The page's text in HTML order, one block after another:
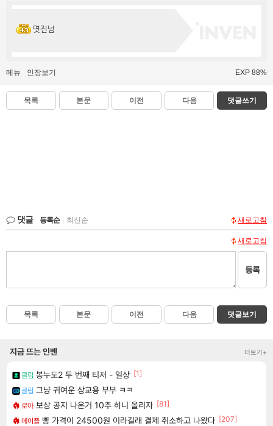
몃진넘
메뉴 인장보기 EXP 88%
목록 본문 이전 다음 댓글쓰기
댓글 등록순 최신순 새로고침
새로고침
등록
목록 본문 이전 다음 댓글보기
지금 뜨는 인벤 더보기+
클립 봉누도2 두 번째 티저 - 일상 [1]
클립 그냥 귀여운 상교용 부부 ㅋㅋ
로아 보상 공지 나온거 10추 하니 올리자 [81]
메이플 빵 가격이 24500원 이라길래 결제 취소하고 나왔다 [207]